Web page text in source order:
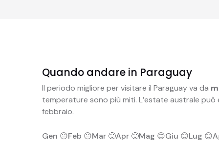
Quando andare in Paraguay
Il periodo migliore per visitare il Paraguay va da
temperature sono più miti. L’estate australe
febbraio.
Gen 😐Feb 😐Mar 🙂Apr 🙂Mag 😊Giu 😊Lug 😊